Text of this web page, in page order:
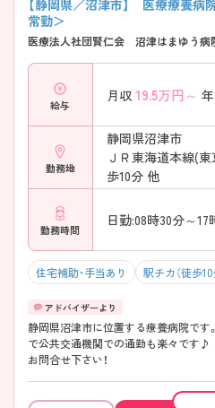
【静岡県／沼津市】 医療療養病
常勤＞
医療法人社団賢仁会 沼津はまゆう病
給与
月収 19.5万円～
勤務地
静岡県沼津市
ＪＲ東海道本線(東
歩10分 他
勤務時間
日勤:08時30分～17
住宅補助・手当あり 駅チカ（徒歩10
静岡県沼津市に位置する療養病院です。 駅から徒歩圏内にございますの
で公共交通機関での通勤も楽々です♪ ご興味をお持ちの方はお気軽に
お問合せ下さい！